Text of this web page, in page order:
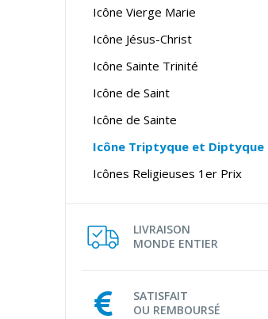
Icône Vierge Marie
Icône Jésus-Christ
Icône Sainte Trinité
Icône de Saint
Icône de Sainte
Icône Triptyque et Diptyque
Icônes Religieuses 1er Prix
LIVRAISON
MONDE ENTIER
SATISFAIT
OU REMBOURSÉ